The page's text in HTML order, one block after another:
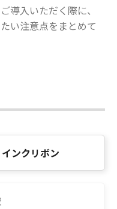
導入いただく際に、
い注意点をまとめて
ンクリボン